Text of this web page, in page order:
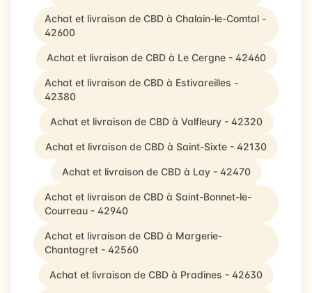
Achat et livraison de CBD à Chalain-le-Comtal -
42600
Achat et livraison de CBD à Le Cergne - 42460
Achat et livraison de CBD à Estivareilles -
42380
Achat et livraison de CBD à Valfleury - 42320
Achat et livraison de CBD à Saint-Sixte - 42130
Achat et livraison de CBD à Lay - 42470
Achat et livraison de CBD à Saint-Bonnet-le-
Courreau - 42940
Achat et livraison de CBD à Margerie-
Chantagret - 42560
Achat et livraison de CBD à Pradines - 42630